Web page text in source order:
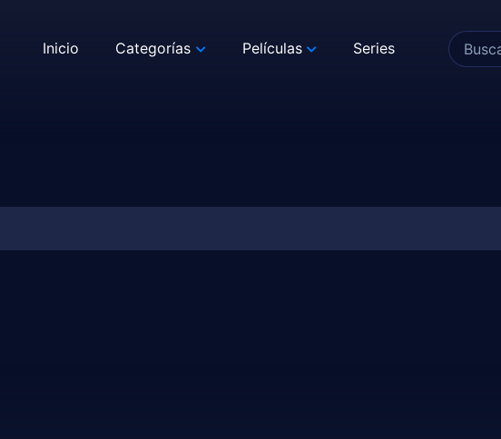
Inicio Categorías Películas Series